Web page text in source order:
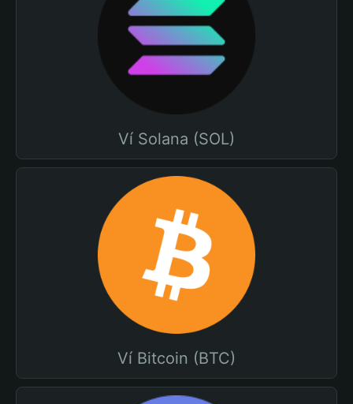
Ví Solana (SOL)
Ví Bitcoin (BTC)